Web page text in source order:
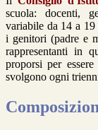
scuola: docenti,
variabile da 14 a
i genitori (padre e
rappresentanti in
proporsi per
svolgono ogni